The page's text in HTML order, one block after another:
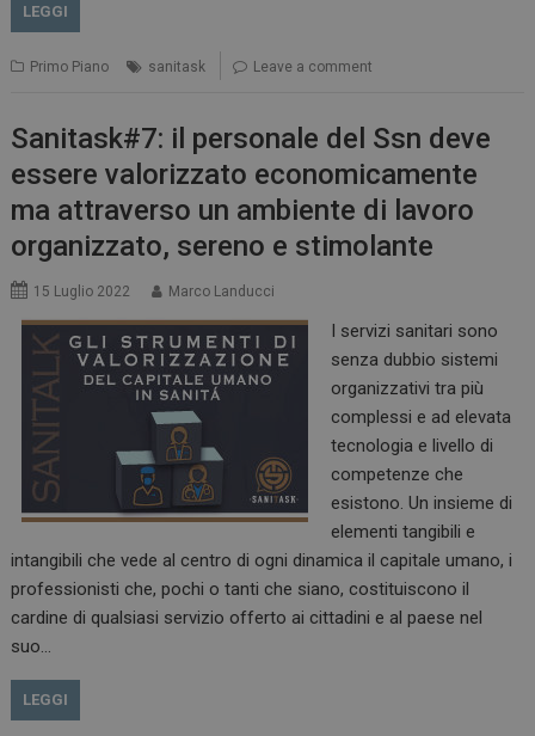
LEGGI
Primo Piano sanitask Leave a comment
Sanitask#7: il personale del Ssn deve
essere valorizzato economicamente
ma attraverso un ambiente di lavoro
organizzato, sereno e stimolante
15 Luglio 2022 Marco Landucci
I servizi sanitari sono
senza dubbio sistemi
organizzativi tra più
complessi e ad elevata
tecnologia e livello di
competenze che
esistono. Un insieme di
elementi tangibili e
intangibili che vede al centro di ogni dinamica il capitale umano, i
professionisti che, pochi o tanti che siano, costituiscono il
cardine di qualsiasi servizio offerto ai cittadini e al paese nel
suo…
LEGGI